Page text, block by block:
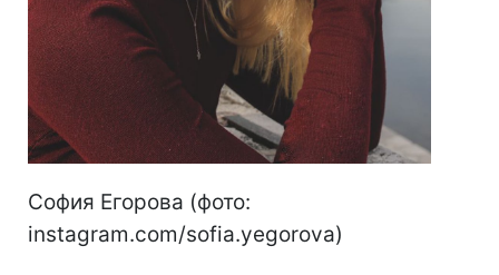
София Егорова (фото:
instagram.com/sofia.yegorova)